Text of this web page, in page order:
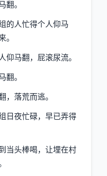
翻。
的人忙得个人仰马
。
仰马翻，屁滚尿流。
翻。
，落荒而逃。
日夜忙碌，早已弄得
当头棒喝，让埋在村